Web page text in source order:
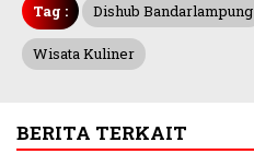
Tag : Dishub Bandarlampung
Wisata Kuliner
BERITA TERKAIT